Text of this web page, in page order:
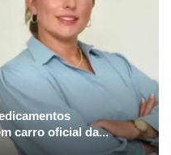
carro oficial da...